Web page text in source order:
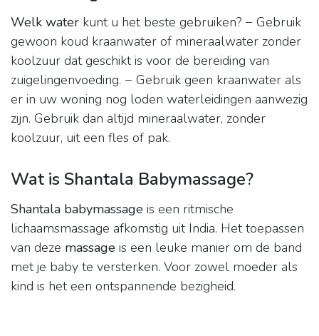
Welk water kunt u het beste gebruiken? − Gebruik
gewoon koud kraanwater of mineraalwater zonder
koolzuur dat geschikt is voor de bereiding van
zuigelingenvoeding. − Gebruik geen kraanwater als
er in uw woning nog loden waterleidingen aanwezig
zijn. Gebruik dan altijd mineraalwater, zonder
koolzuur, uit een fles of pak.
Wat is Shantala Babymassage?
Shantala babymassage is een ritmische
lichaamsmassage afkomstig uit India. Het toepassen
van deze massage is een leuke manier om de band
met je baby te versterken. Voor zowel moeder als
kind is het een ontspannende bezigheid.